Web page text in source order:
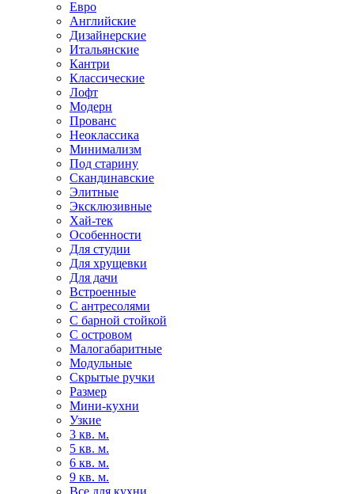
Евро
Английские
Дизайнерские
Итальянские
Кантри
Классические
Лофт
Модерн
Прованс
Неоклассика
Минимализм
Под старину
Скандинавские
Элитные
Эксклюзивные
Хай-тек
Особенности
Для студии
Для хрущевки
Для дачи
Встроенные
С антресолями
С барной стойкой
С островом
Малогабаритные
Модульные
Скрытые ручки
Размер
Мини-кухни
Узкие
3 кв. м.
5 кв. м.
6 кв. м.
9 кв. м.
Все для кухни